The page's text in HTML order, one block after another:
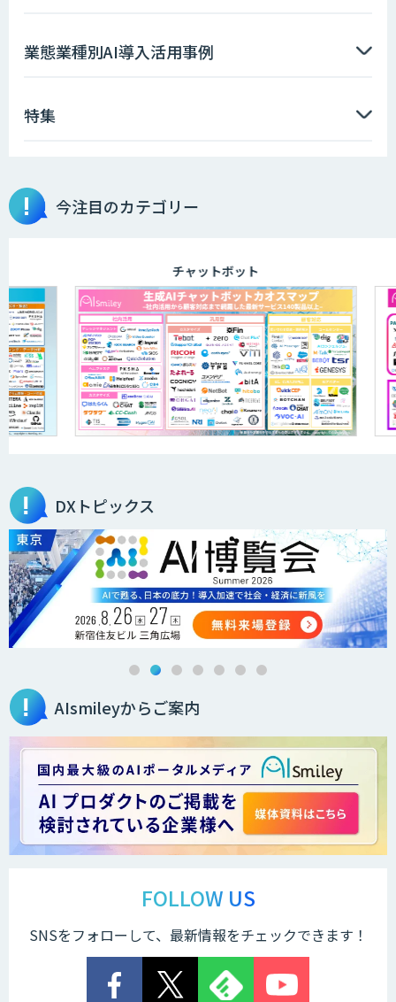
AI価格調査ツールSmapra
埋もれた知見を再利用可能なデータ資産
に整備「KIBIT Libria」
異常検知AI
需要予測＋業務最適化AIシステム
『KISS』
QANT VoC
m2view
ローカル対応文書管理AIシステム
AI開発・伴走支援・内製化支援
ング研修
法人向け生成AIチャットサービス「ナレ
フルチャット」
業態業種別AI導入活用事例
特集
今注目のカテゴリー
チャットボット
DXトピックス
AIsmileyからご案内
FOLLOW US
SNSをフォローして、最新情報をチェックできます！